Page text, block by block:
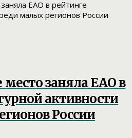
заняла ЕАО в
активности
России